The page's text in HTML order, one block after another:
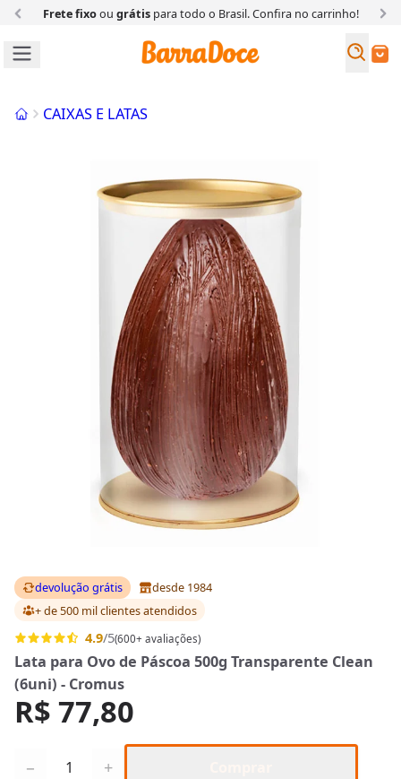
Frete fixoou grátispara todo o Brasil. Confira no carrinho!
Buscar
InícioCAIXAS E LATAS
devolução grátis
desde 1984
+ de 500 mil clientesatendidos
4.9/5(600+ avaliações)
Lata para Ovo de Páscoa 500g Transparente Clean
(6uni) - Cromus
R$ 77,80
− +